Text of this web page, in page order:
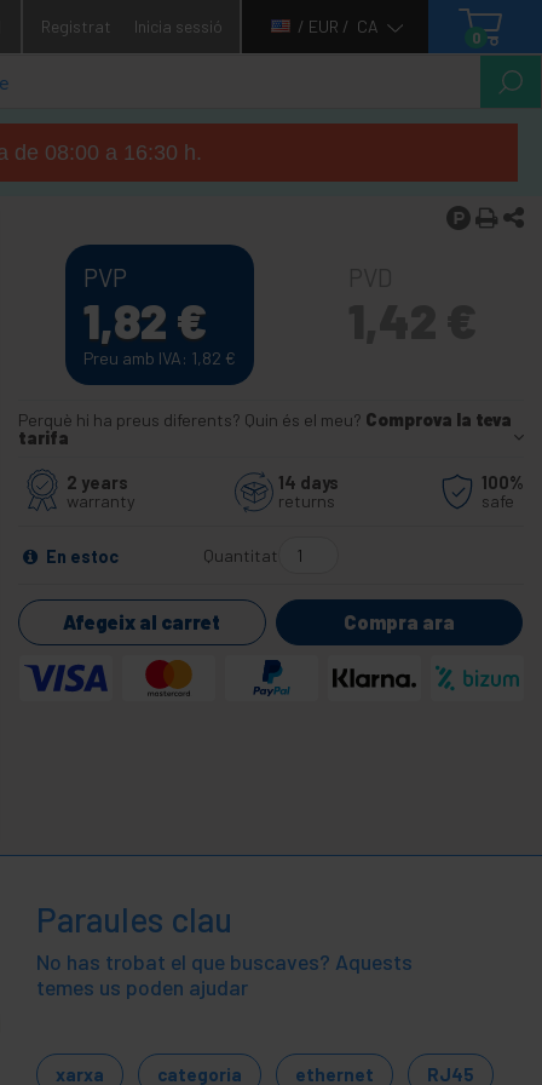
Registrat Inicia sessió / EUR / CA
0
de 08:00 a 16:30 h.
PVP
1,82 €
Preu amb IVA: 1,82 €
Perquè hi ha preus diferents? Quin és el meu? Comprova la teva
tarifa
2 years
warranty
14 days
returns
100%
safe
En estoc Quantitat
Afegeix al carret Compra ara
Paraules clau
No has trobat el que buscaves? Aquests
temes us poden ajudar
xarxa categoria ethernet RJ45